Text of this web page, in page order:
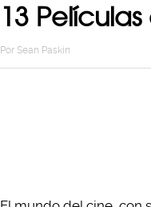
13
Por Sean Paskin